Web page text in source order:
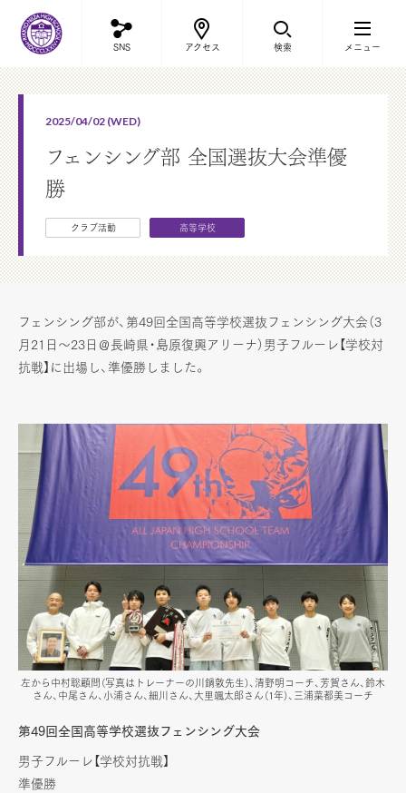
SNS アクセス 検索 メニュー
2025/04/02 (WED)
クラブ活動 高等学校
フェンシング部 全国選抜大会準優
勝
フェンシング部が、第49回全国高等学校選抜フェンシング大会（3
月21日～23日＠長崎県・島原復興アリーナ）男子フルーレ【学校対
抗戦】に出場し、準優勝しました。
左から中村聡顧問（写真はトレーナーの川鍋敦先生）、清野明コーチ、芳賀さん、鈴木
さん、中尾さん、小浦さん、細川さん、大里颯太郎さん（1年）、三浦菜都美コーチ
第49回全国高等学校選抜フェンシング大会
男子フルーレ【学校対抗戦】
準優勝